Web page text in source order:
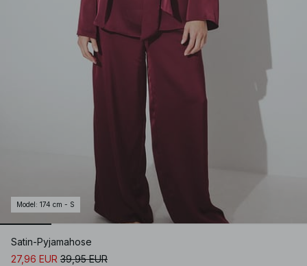
Model : 174 cm - S
Satin-Pyjamahose
27,96 EUR 39,95 EUR